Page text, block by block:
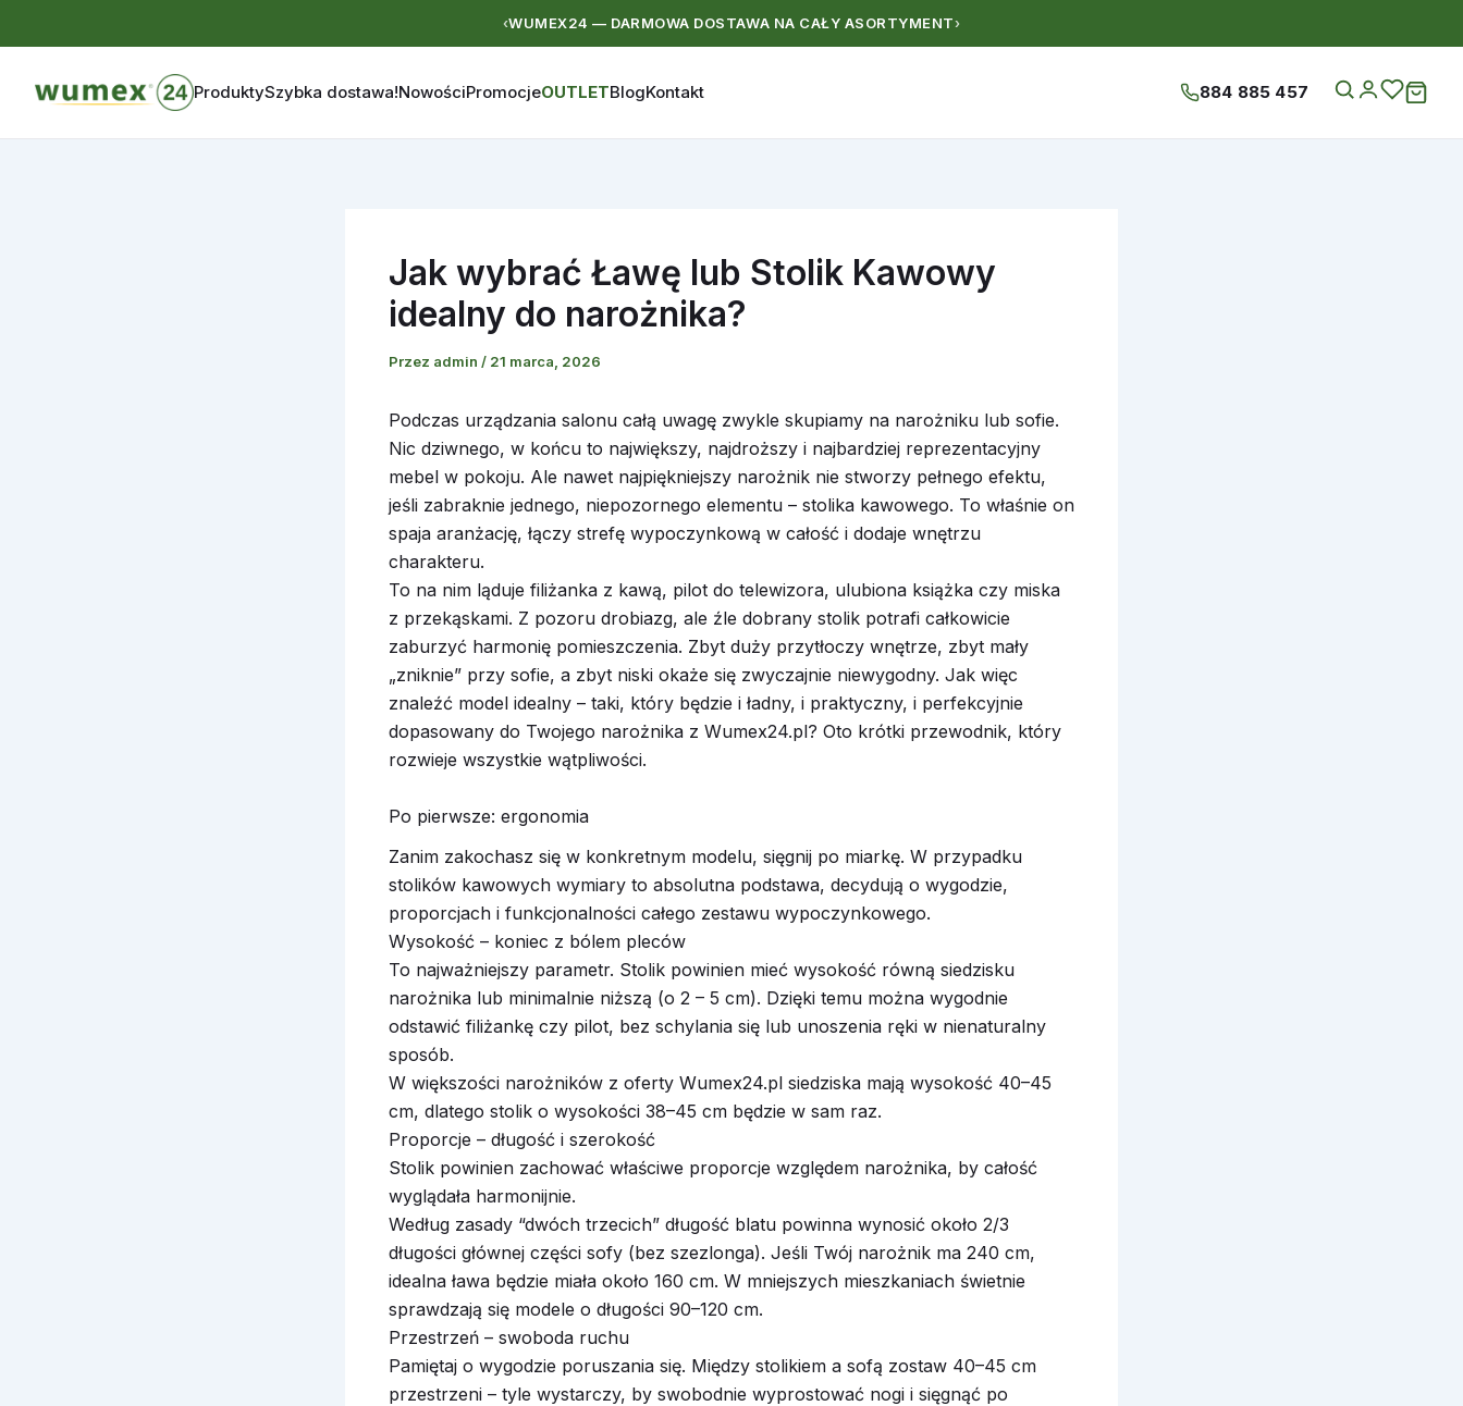
‹WUMEX24 — DARMOWA DOSTAWA NA CAŁY ASORTYMENT›
ProduktySzybka dostawa!NowościPromocjeOUTLETBlogKontakt 884 885 457
Jak wybrać Ławę lub Stolik Kawowy
idealny do narożnika?
Przez admin / 21 marca, 2026
Podczas urządzania salonu całą uwagę zwykle skupiamy na narożniku lub sofie.
Nic dziwnego, w końcu to największy, najdroższy i najbardziej reprezentacyjny
mebel w pokoju. Ale nawet najpiękniejszy narożnik nie stworzy pełnego efektu,
jeśli zabraknie jednego, niepozornego elementu – stolika kawowego. To właśnie on
spaja aranżację, łączy strefę wypoczynkową w całość i dodaje wnętrzu
charakteru.
To na nim ląduje filiżanka z kawą, pilot do telewizora, ulubiona książka czy miska
z przekąskami. Z pozoru drobiazg, ale źle dobrany stolik potrafi całkowicie
zaburzyć harmonię pomieszczenia. Zbyt duży przytłoczy wnętrze, zbyt mały
„zniknie” przy sofie, a zbyt niski okaże się zwyczajnie niewygodny. Jak więc
znaleźć model idealny – taki, który będzie i ładny, i praktyczny, i perfekcyjnie
dopasowany do Twojego narożnika z Wumex24.pl? Oto krótki przewodnik, który
rozwieje wszystkie wątpliwości.
Po pierwsze: ergonomia
Zanim zakochasz się w konkretnym modelu, sięgnij po miarkę. W przypadku
stolików kawowych wymiary to absolutna podstawa, decydują o wygodzie,
proporcjach i funkcjonalności całego zestawu wypoczynkowego.
Wysokość – koniec z bólem pleców
To najważniejszy parametr. Stolik powinien mieć wysokość równą siedzisku
narożnika lub minimalnie niższą (o 2 – 5 cm). Dzięki temu można wygodnie
odstawić filiżankę czy pilot, bez schylania się lub unoszenia ręki w nienaturalny
sposób.
W większości narożników z oferty Wumex24.pl siedziska mają wysokość 40–45
cm, dlatego stolik o wysokości 38–45 cm będzie w sam raz.
Proporcje – długość i szerokość
Stolik powinien zachować właściwe proporcje względem narożnika, by całość
wyglądała harmonijnie.
Według zasady “dwóch trzecich” długość blatu powinna wynosić około 2/3
długości głównej części sofy (bez szezlonga). Jeśli Twój narożnik ma 240 cm,
idealna ława będzie miała około 160 cm. W mniejszych mieszkaniach świetnie
sprawdzają się modele o długości 90–120 cm.
Przestrzeń – swoboda ruchu
Pamiętaj o wygodzie poruszania się. Między stolikiem a sofą zostaw 40–45 cm
przestrzeni – tyle wystarczy, by swobodnie wyprostować nogi i sięgnąć po